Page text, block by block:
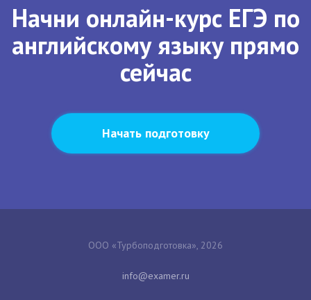
Начни онлайн-курс ЕГЭ по
английскому языку прямо
сейчас
Начать подготовку
ООО «Турбоподготовка», 2026